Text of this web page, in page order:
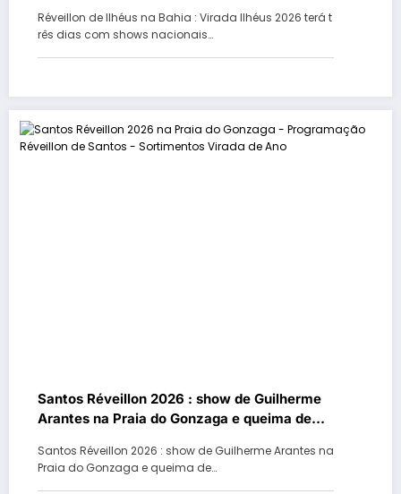
Réveillon de Ilhéus na Bahia : Virada Ilhéus 2026 terá t
rês dias com shows nacionais…
Santos Réveillon 2026 : show de Guilherme
Arantes na Praia do Gonzaga e queima de
Santos Réveillon 2026 : show de Guilherme Arantes na
Praia do Gonzaga e queima de…